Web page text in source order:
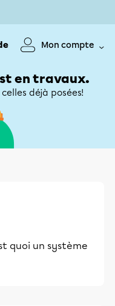
Mon compte
en travaux.
déjà posées!
quoi un système